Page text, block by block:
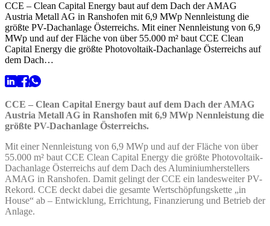
CCE – Clean Capital Energy baut auf dem Dach der AMAG
Austria Metall AG in Ranshofen mit 6,9 MWp Nennleistung die
größte PV-Dachanlage Österreichs. Mit einer Nennleistung von 6,9
MWp und auf der Fläche von über 55.000 m² baut CCE Clean
Capital Energy die größte Photovoltaik-Dachanlage Österreichs auf
dem Dach…
CCE – Clean Capital Energy baut auf dem Dach der AMAG
Austria Metall AG in Ranshofen mit 6,9 MWp Nennleistung die
größte PV-Dachanlage Österreichs.
Mit einer Nennleistung von 6,9 MWp und auf der Fläche von über
55.000 m² baut CCE Clean Capital Energy die größte Photovoltaik-
Dachanlage Österreichs auf dem Dach des Aluminiumherstellers
AMAG in Ranshofen. Damit gelingt der CCE ein landesweiter PV-
Rekord. CCE deckt dabei die gesamte Wertschöpfungskette „in
House“ ab – Entwicklung, Errichtung, Finanzierung und Betrieb der
Anlage.